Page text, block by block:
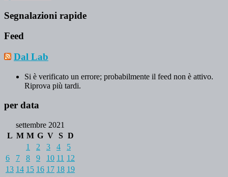
Segnalazioni rapide
Feed
Dal Lab
Si è verificato un errore; probabilmente il feed non è attivo.
Riprova più tardi.
per data
settembre 2021
L M M G V S D
1 2 3 4
5
6
7 8 9 10 11 12
13 14 15 16 17 18 19